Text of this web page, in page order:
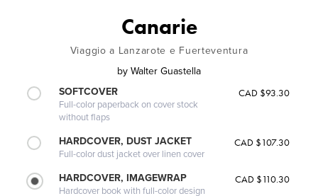
Canarie
Viaggio a Lanzarote e Fuerteventura
by Walter Guastella
SOFTCOVER
Full-color paperback on cover stock
without flaps
CAD $93.30
HARDCOVER, DUST JACKET
Full-color dust jacket over linen cover
CAD $107.30
HARDCOVER, IMAGEWRAP
Hardcover book with full-color design
CAD $110.30